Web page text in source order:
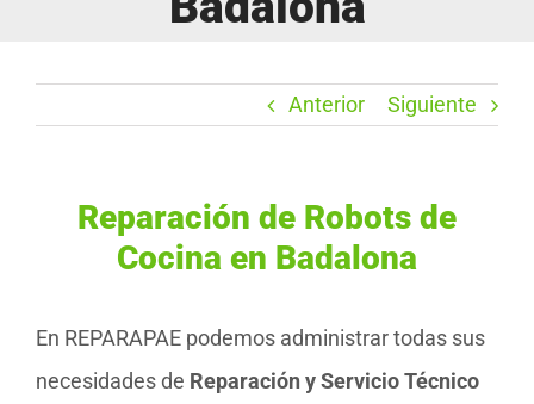
Anterior Siguiente
Reparación de Robots de
Cocina en Badalona
En REPARAPAE podemos administrar todas sus
necesidades de Reparación y Servicio Técnico